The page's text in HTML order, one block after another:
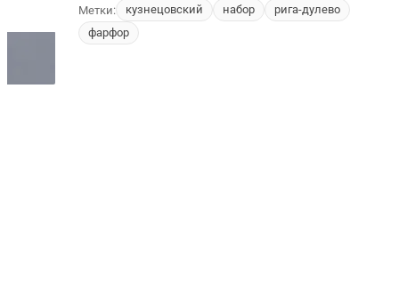
Метки: кузнецовский набор
рига-дулево
фарфор